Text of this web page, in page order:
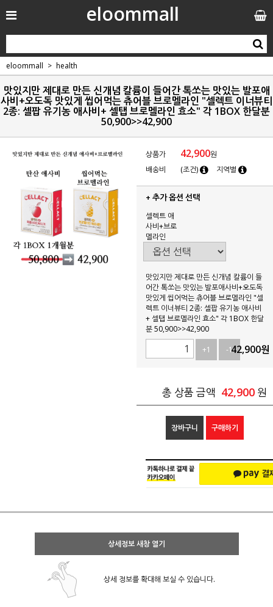
eloommall
eloommall health
맛있지만 제대로 만든 신개념 칼륨이 들어간 톡쏘는 맛있는 발포애
사비+오도독 맛있게 씹어먹는 츄어블 브로멜라인 "셀렉트 이너뷰티
2종: 셀팝 유기농 애사비+ 셀탭 브로멜라인 효소" 각 1BOX 한달분
50,900>>42,900
상품가 42,900원
배송비
(조건) 지역별
+ 추가 옵션 선택
셀렉트 애
사비+브로
멜라인
맛있지만 제대로 만든 신개념 칼륨이 들
어간 톡쏘는 맛있는 발포애사비+오도독
맛있게 씹어먹는 츄어블 브로멜라인 "셀
렉트 이너뷰티 2종: 셀팝 유기농 애사비
+ 셀탭 브로멜라인 효소" 각 1BOX 한달
분 50,900>>42,900
+1
-142,900원
총 상품 금액 42,900 원
장바구니 구매하기
상세정보 새창 열기
상세 정보를 확대해 보실 수 있습니다.